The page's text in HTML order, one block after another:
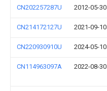
CN202257287U 2012-05-30
CN214172127U 2021-09-10
CN220930910U 2024-05-10
CN114963097A 2022-08-30